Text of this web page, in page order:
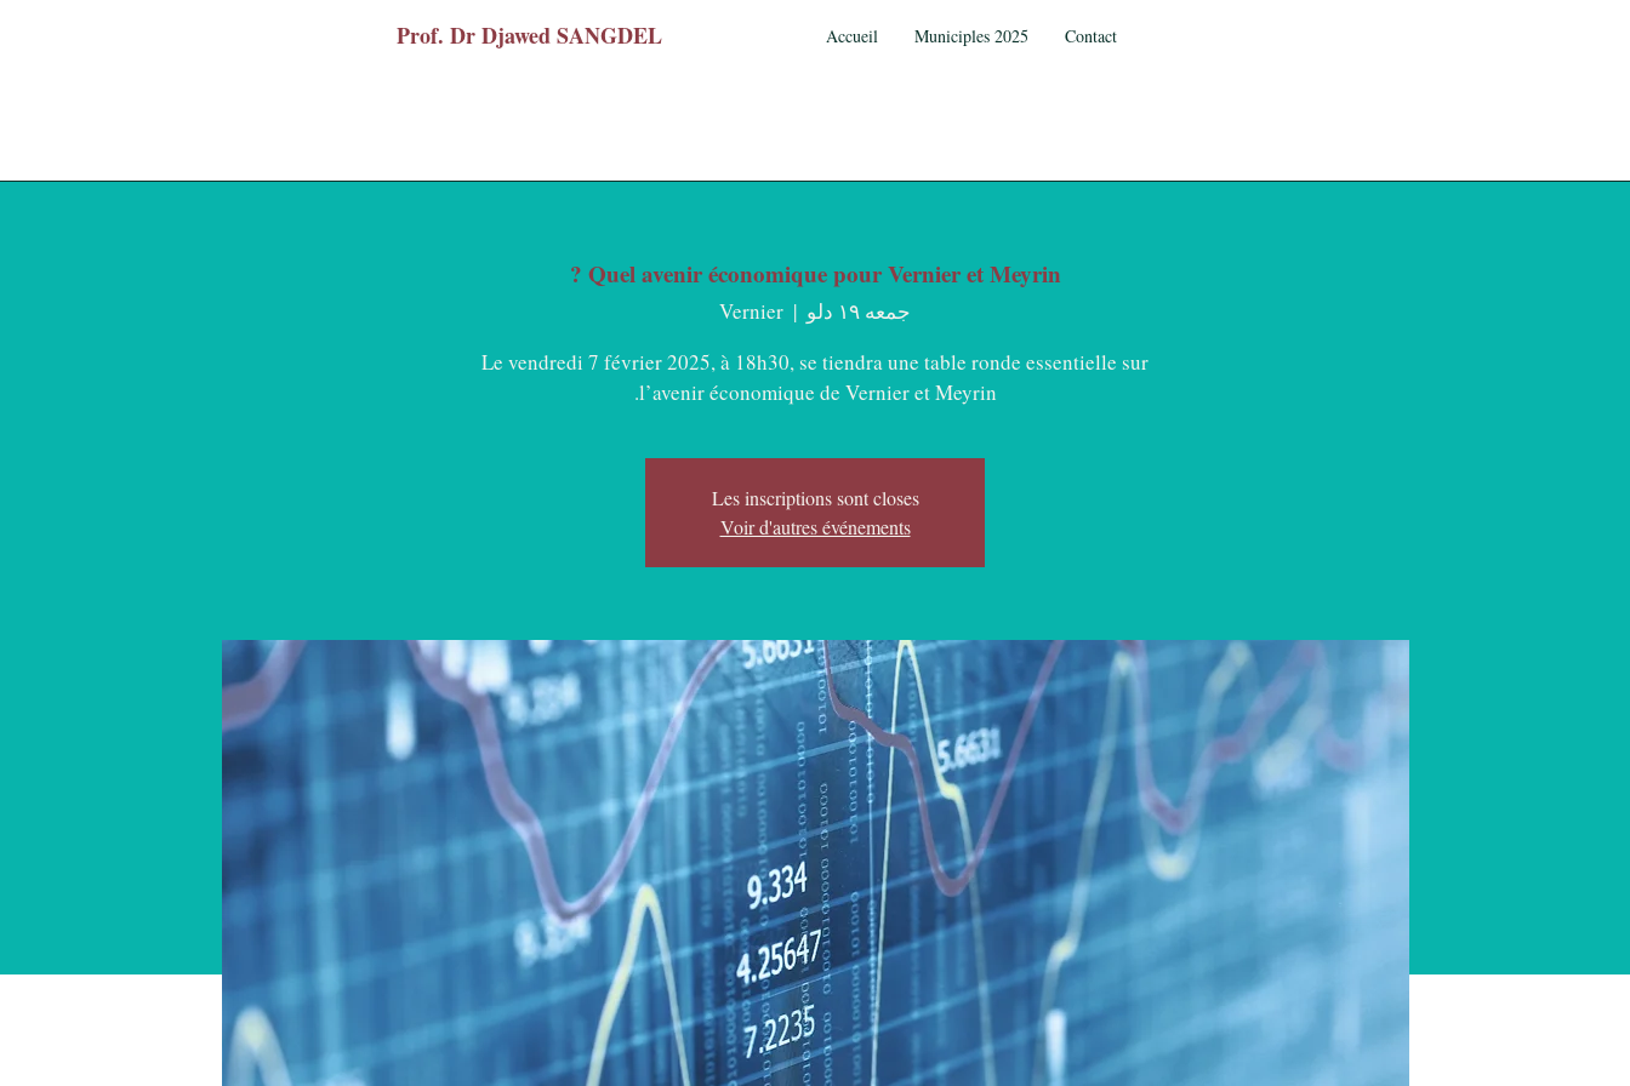
Prof. Dr Djawed SANGDEL Accueil Municiples 2025 Contact
Quel avenir économique pour Vernier et Meyrin ?
جمعه ۱۹ دلو
  |
Vernier
Le vendredi 7 février 2025, à 18h30, se tiendra une table ronde essentielle sur
l’avenir économique de Vernier et Meyrin.
Les inscriptions sont closes
Voir d'autres événements